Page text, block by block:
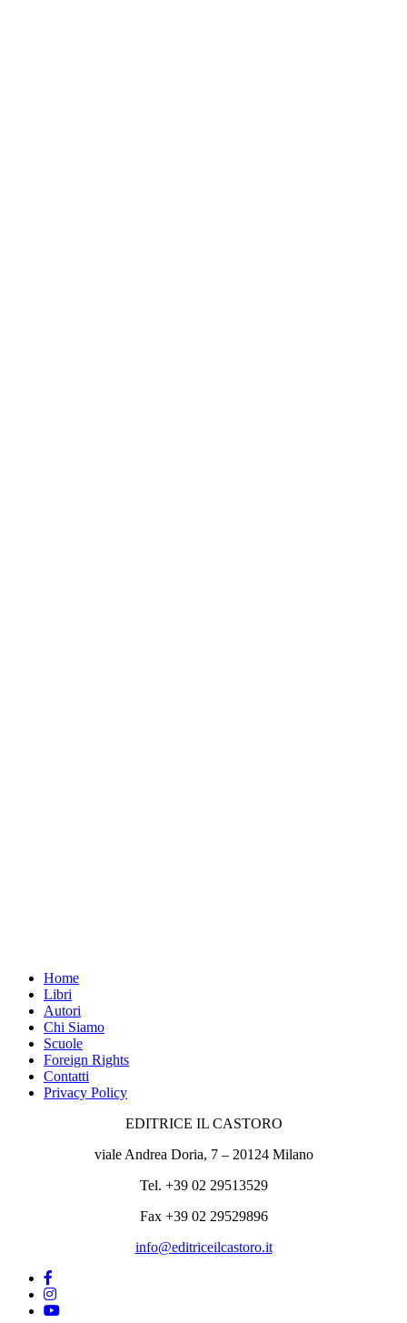
Home
Libri
Autori
Chi Siamo
Scuole
Foreign Rights
Contatti
Privacy Policy
EDITRICE IL CASTORO
viale Andrea Doria, 7 – 20124 Milano
Tel. +39 02 29513529
Fax +39 02 29529896
info@editriceilcastoro.it